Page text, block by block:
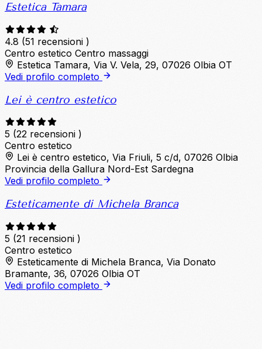
Estetica Tamara
4.8 (51 recensioni )
Centro estetico Centro massaggi
Estetica Tamara, Via V. Vela, 29, 07026 Olbia OT
Vedi profilo completo
Lei è centro estetico
5 (22 recensioni )
Centro estetico
Lei è centro estetico, Via Friuli, 5 c/d, 07026 Olbia
Provincia della Gallura Nord-Est Sardegna
Vedi profilo completo
Esteticamente di Michela Branca
5 (21 recensioni )
Centro estetico
Esteticamente di Michela Branca, Via Donato
Bramante, 36, 07026 Olbia OT
Vedi profilo completo